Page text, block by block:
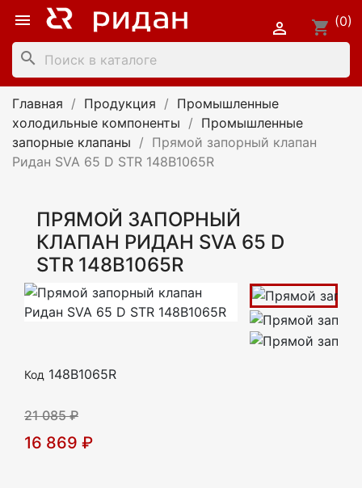
 shopping_cart (0)

search
Главная Продукция
Промышленные
холодильные компоненты
Промышленные
запорные клапаны
Прямой запорный клапан
Ридан SVA 65 D STR 148B1065R
ПРЯМОЙ ЗАПОРНЫЙ
КЛАПАН РИДАН SVA 65 D
STR 148B1065R
Код 148B1065R
21 085 ₽
16 869 ₽